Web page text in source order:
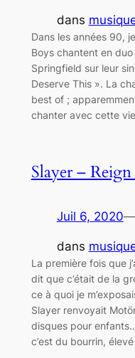
dans
Dans les années 90,
Boys chantent en
Springfield sur leur
Deserve This ». La
best of ;
chanter avec cette
Slayer –
Juil 6, 2020—
dans
La première fois que
dit que c’était de la
ce à quoi je
Slayer renvoyait
disques pour
c’est du bourrin,